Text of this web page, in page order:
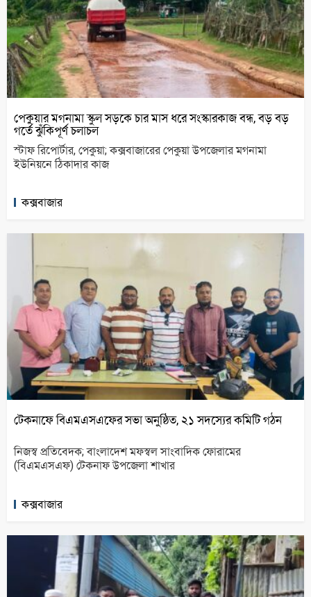
পেকুয়ার মগনামা স্কুল সড়কে চার মাস ধরে সংস্কারকাজ বন্ধ, বড় বড়
গর্তে ঝুঁকিপূর্ণ চলাচল
স্টাফ রিপোর্টার, পেকুয়া; কক্সবাজারের পেকুয়া উপজেলার মগনামা
ইউনিয়নে ঠিকাদার কাজ
কক্সবাজার
টেকনাফে বিএমএসএফের সভা অনুষ্ঠিত, ২১ সদস্যের কমিটি গঠন
নিজস্ব প্রতিবেদক; বাংলাদেশ মফস্বল সাংবাদিক ফোরামের
(বিএমএসএফ) টেকনাফ উপজেলা শাখার
কক্সবাজার